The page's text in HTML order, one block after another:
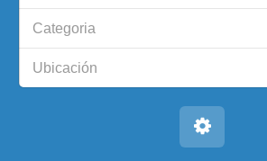
Categoria
Ubicación